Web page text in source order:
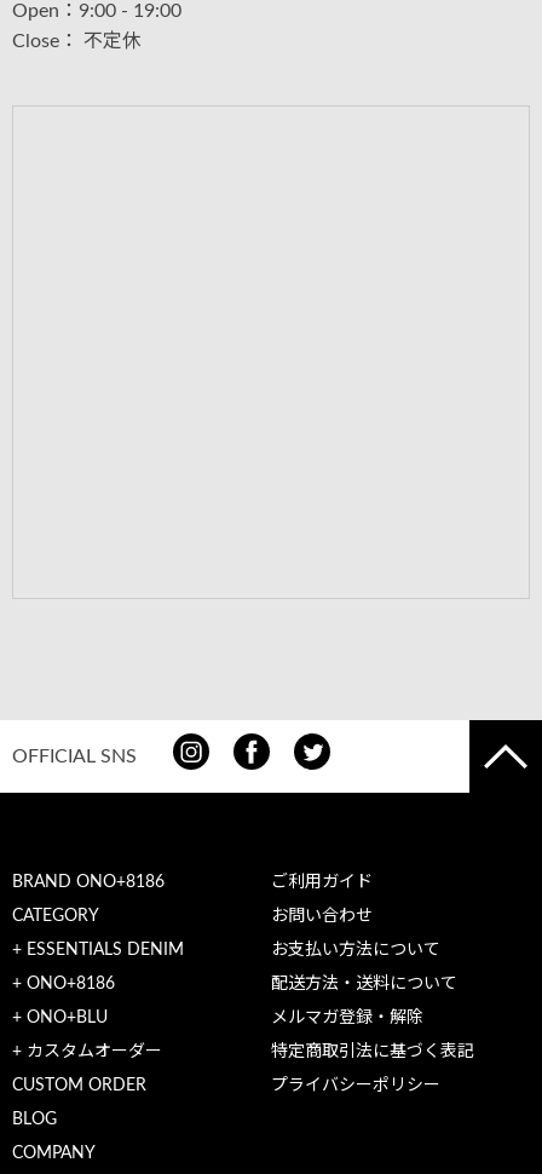
Open：9:00 - 19:00
Close： 不定休
OFFICIAL SNS
BRAND ONO+8186
CATEGORY
+ ESSENTIALS DENIM
+ ONO+8186
+ ONO+BLU
+ カスタムオーダー
CUSTOM ORDER
BLOG
COMPANY
ご利用ガイド
お問い合わせ
お支払い方法について
配送方法・送料について
メルマガ登録・解除
特定商取引法に基づく表記
プライバシーポリシー